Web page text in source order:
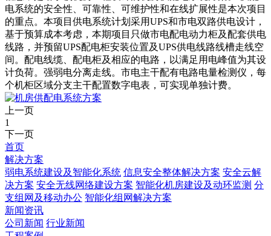
电系统的安全性、可靠性、可维护性和在线扩展性是本次项目
的重点。本项目供电系统计划采用UPS和市电双路供电设计，
基于预算成本考虑，本期项目只做市电配电动力柜及配套供电
线路，并预留UPS配电柜安装位置及UPS供电线路线槽走线空
间。配电线缆、配电柜及相应的电路，以满足用电峰值为其设
计负荷。强弱电分离走线。市电主干配有电路电量检测仪，每
个机柜区域分支主干配置数字电表，可实现单独计费。
上一页
1
下一页
首页
解决方案
弱电系统建设及智能化系统 信息安全整体解决方案 安全云解
决方案 安全无线网络建设方案 智能化机房建设及动环监测 分
支组网及移动办公 智能化组网解决方案
新闻资讯
公司新闻 行业新闻